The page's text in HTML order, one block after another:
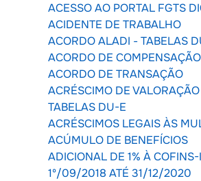
ACESSO AO PORTAL FGTS
ACIDENTE DE TRABALHO
ACORDO ALADI - TABELAS
ACORDO DE COMPENSAÇÃO
ACORDO DE TRANSAÇÃO
ACRÉSCIMO DE
TABELAS DU-E
ACRÉSCIMOS LEGAIS ÀS
ACÚMULO DE BENEFÍCIOS
ADICIONAL DE 1% À
1º/09/2018 ATÉ 31/12/2020